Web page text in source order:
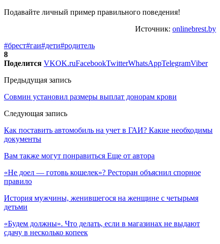
Подавайте личный пример правильного поведения!
Источник: onlinebrest.by
#брест#гаи#дети#родитель
8
Поделится VKOK.ruFacebookTwitterWhatsAppTelegramViber
Предыдущая запись
Совмин установил размеры выплат донорам крови
Следующая запись
Как поставить автомобиль на учет в ГАИ? Какие необходимы
документы
Вам также могут понравиться Еще от автора
«Не доел — готовь кошелек»? Ресторан объяснил спорное
правило
История мужчины, женившегося на женщине с четырьмя
детьми
«Будем должны». Что делать, если в магазинах не выдают
сдачу в несколько копеек